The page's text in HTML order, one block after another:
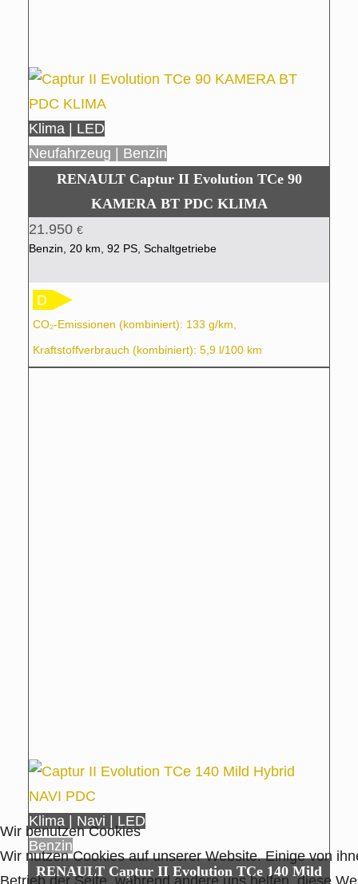
Klima | LED
Neufahrzeug | Benzin
RENAULT Captur II Evolution TCe 90
KAMERA BT PDC KLIMA
21.950 €
Benzin, 20 km, 92 PS, Schaltgetriebe
D
CO₂-Emissionen (kombiniert): 133 g/km,
Kraftstoffverbrauch (kombiniert): 5,9 l/100 km
Klima | Navi | LED
Benzin
RENAULT Captur II Evolution TCe 140 Mild
Wir benutzen Cookies
Wir nutzen Cookies auf unserer Website. Einige von